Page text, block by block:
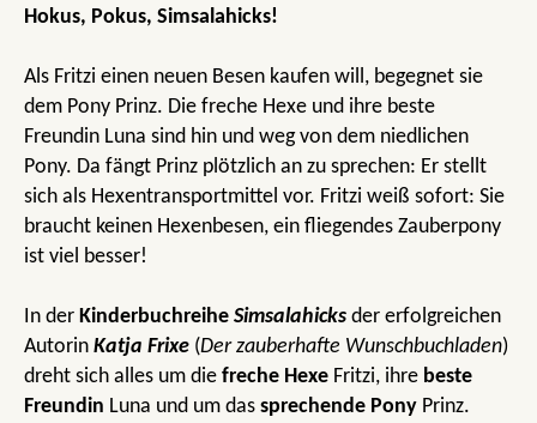
Hokus, Pokus, Simsalahicks!
Als Fritzi einen neuen Besen kaufen will, begegnet sie
dem Pony Prinz. Die freche Hexe und ihre beste
Freundin Luna sind hin und weg von dem niedlichen
Pony. Da fängt Prinz plötzlich an zu sprechen: Er stellt
sich als Hexentransportmittel vor. Fritzi weiß sofort: Sie
braucht keinen Hexenbesen, ein fliegendes Zauberpony
ist viel besser!
In der Kinderbuchreihe Simsalahicks der erfolgreichen
Autorin Katja Frixe (Der zauberhafte Wunschbuchladen)
dreht sich alles um die freche Hexe Fritzi, ihre beste
Freundin Luna und um das sprechende Pony Prinz.